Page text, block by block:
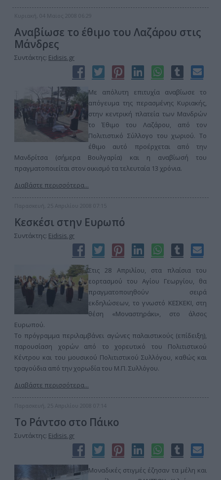
Κυριακή, 04 Μαϊος 2008 06:29
Αναβίωσε το έθιμο του Λαζάρου στις
Μάνδρες
Συντάκτης: Eidisis.gr
Με απόλυτη επιτυχία αναβίωσε το
απόγευμα της περασμένης Κυριακής,
στην κεντρική πλατεία των Μανδρών
το Έθιμο του Λαζάρου, από τον
Πολιτιστικό Σύλλογο του χωριού. Το
έθιμο αυτό προέρχεται από την
Μανδρίτσα (σήμερα Βουλγαρία) και η αναβίωσή του
πραγματοποιείται στον οικισμό τα τελευταία 13 χρόνια.
Διαβάστε περισσότερα...
Παρασκευή, 25 Απριλίου 2008 07:15
Κεσκέσι στην Ευρωπό
Συντάκτης: Eidisis.gr
Στις 28 Απριλίου, στα πλαίσια του
εορτασμού του Αγίου Γεωργίου, θα
πραγματοποιηθούν σειρά
εκδηλώσεων, το γνωστό ΚΕΣΚΕΚΙ, στη
θέση «Μοναστηράκι», στο άλσος
Ευρωπού.
Το πρόγραμμα περιλαμβάνει αγώνες παλαιστικούς (επίδειξη),
παρουσίαση χορών από το χορευτικό του Πολιτιστικού
Κέντρου και του μουσικού Πολιτιστικού Συλλόγου, καθώς και
τραγούδια από την χορωδία του Μ.Π. Συλλόγου.
Διαβάστε περισσότερα...
Παρασκευή, 25 Απριλίου 2008 07:14
Το Ράντσο στο Πάικο
Συντάκτης: Eidisis.gr
Μοναδικές στιγμές έζησαν τα μέλη και